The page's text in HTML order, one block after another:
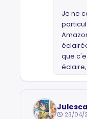
Je ne
que
23/04/